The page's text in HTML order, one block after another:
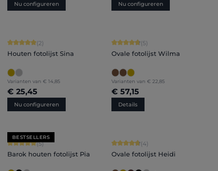
Nu configureren Nu configureren
Gemiddelde waardering van 5 van 5 sterren
(2)
Houten fotolijst Sina
Varianten van € 14,85
€ 25,45
Nu configureren
Gemiddelde waardering van 4.8 van
(5)
Ovale fotolijst Wilma
Varianten van € 22,85
€ 57,15
Details
BESTSELLERS
Gemiddelde waardering van 5 van 5 sterren
(5)
Barok houten fotolijst Pia
Gemiddelde waardering van 4.75
(4)
Ovale fotolijst Heidi